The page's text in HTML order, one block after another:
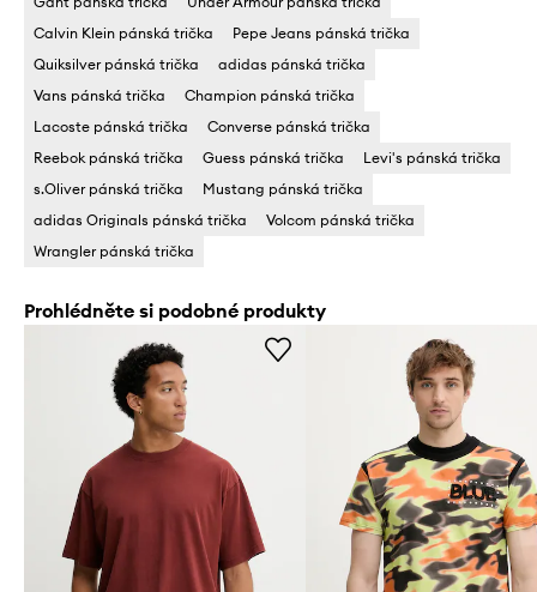
Calvin Klein pánská trička
Pepe Jeans pánská trička
Quiksilver pánská trička
adidas pánská trička
Vans pánská trička
Champion pánská trička
Lacoste pánská trička
Converse pánská trička
Reebok pánská trička
Guess pánská trička
Levi's pánská trička
s.Oliver pánská trička
Mustang pánská trička
adidas Originals pánská trička
Volcom pánská trička
Wrangler pánská trička
Prohlédněte si podobné produkty